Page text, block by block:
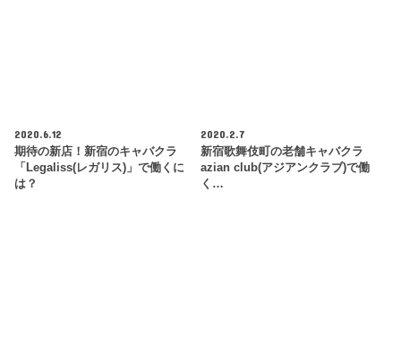
2020.6.12
期待の新店！新宿のキャバクラ
「Legaliss(レガリス)」で働くに
は？
2020.2.7
新宿歌舞伎町の老舗キャバクラ
azian club(アジアンクラブ)で働
く…